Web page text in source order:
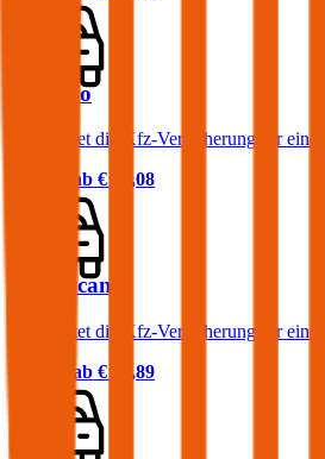
KIA Rio
Was kostet die Kfz-Versicherung für
Prämie ab € 37,08
KIA Picanto
Was kostet die Kfz-Versicherung für
Prämie ab € 37,89